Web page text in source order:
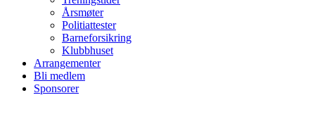
Årsmøter
Politiattester
Barneforsikring
Klubbhuset
Arrangementer
Bli medlem
Sponsorer